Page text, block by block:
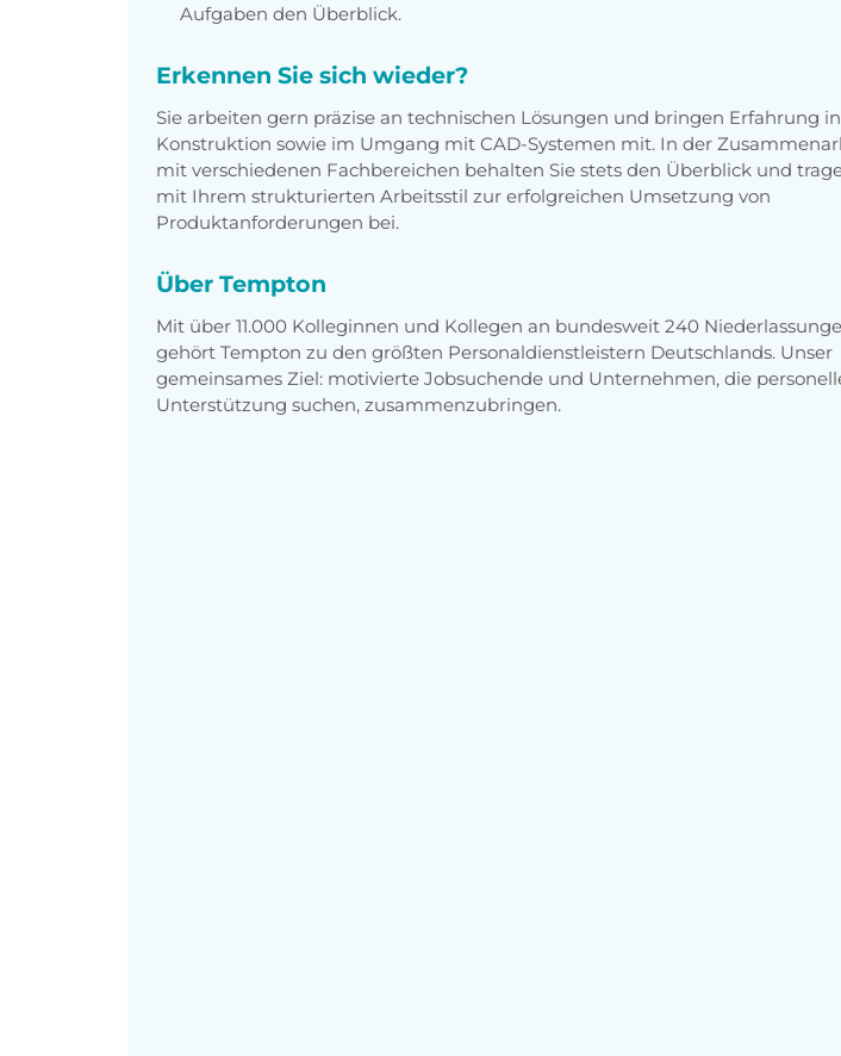
Aufgaben den Überblick.
Erkennen Sie sich wieder?
Sie arbeiten gern präzise an technischen Lösungen und bringen Erfahrung
Konstruktion sowie im Umgang mit CAD-Systemen mit. In der
mit verschiedenen Fachbereichen behalten Sie stets den Überblick und
mit Ihrem strukturierten Arbeitsstil zur erfolgreichen Umsetzung von
Produktanforderungen bei.
Über Tempton
Mit über 11.000 Kolleginnen und Kollegen an bundesweit 240
gehört Tempton zu den größten Personaldienstleistern Deutschlands. Unser
gemeinsames Ziel: motivierte Jobsuchende und Unternehmen, die
Unterstützung suchen, zusammenzubringen.